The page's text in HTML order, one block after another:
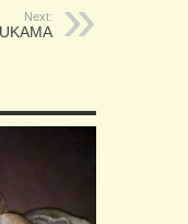
Next: